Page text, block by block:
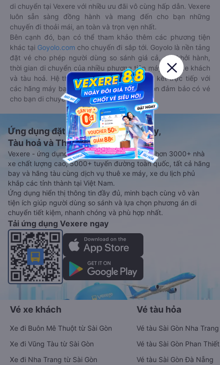
di chuyển tại Vexere với nhiều ưu đãi vô cùng hấp dẫn. Vexere
luôn sẵn sàng đồng hành và mang đến cho bạn những
chuyến đi thoải mái, an toàn và trọn vẹn nhất.
Bên cạnh đó, bạn có thể tham khảo thêm các phương tiện
khác tại Goyolo.com cho chuyến đi sắp tới. Goyolo là nền tảng
đặt vé cho phép người dùng so sánh giá cả, giờ khởi hành,
thời gian di chuyển của nhiều phương tiện máy bay, xe khách
và tàu hoả. Hệ thống của Goyolo được liên kết trực tiếp với
các hãng máy bay, xe khách và tàu hoả, luôn đảm bảo có vé
cho bạn di chuyển.
Ứng dụng đặt vé Xe khách, Máy bay,
Tàu hoả và Thuê xe
Vexere - ứng dụng đặt vé đa phương tiện với hơn 3000+ nhà
xe chất lượng cao, 5000+ tuyến đường toàn quốc, tất cả hãng
bay và hãng tàu cùng dịch vụ thuê xe máy, xe du lịch phủ
khắp các tỉnh thành tại Việt Nam.
Ứng dụng hiển thị thông tin đầy đủ, minh bạch cùng vô vàn
tiện ích giúp người dùng so sánh và lựa chọn phương án di
chuyển tiết kiệm, nhanh chóng và phù hợp nhất.
Tải ứng dụng Vexere ngay
Vé xe khách
Xe đi Buôn Mê Thuột từ Sài Gòn
Xe đi Vũng Tàu từ Sài Gòn
Xe đi Nha Trang từ Sài Gòn
Vé tàu hỏa
Vé tàu Sài Gòn Nha Trang
Vé tàu Sài Gòn Phan Thiết
Vé tàu Sài Gòn Đà Nẵng